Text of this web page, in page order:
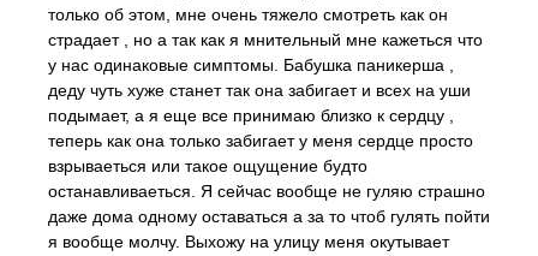
только об этом, мне очень тяжело смотреть как он
страдает , но а так как я мнительный мне кажеться что
у нас одинаковые симптомы. Бабушка паникерша ,
деду чуть хуже станет так она забигает и всех на уши
подымает, а я еще все принимаю близко к сердцу ,
теперь как она только забигает у меня сердце просто
взрываеться или такое ощущение будто
останавливаеться. Я сейчас вообще не гуляю страшно
даже дома одному оставаться а за то чтоб гулять пойти
я вообще молчу. Выхожу на улицу меня окутывает